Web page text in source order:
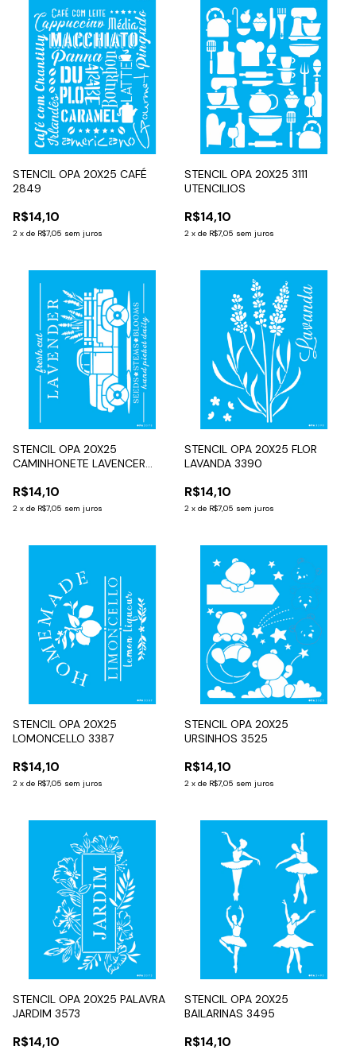
STENCIL OPA 20X25 CAFÉ
2849
R$14,10
2 x de R$7,05 sem juros
STENCIL OPA 20X25 3111
UTENCILIOS
R$14,10
2 x de R$7,05 sem juros
STENCIL OPA 20X25
CAMINHONETE LAVENCER
R$14,10
2 x de R$7,05 sem juros
STENCIL OPA 20X25 FLOR
LAVANDA 3390
R$14,10
2 x de R$7,05 sem juros
STENCIL OPA 20X25
LOMONCELLO 3387
R$14,10
2 x de R$7,05 sem juros
STENCIL OPA 20X25
URSINHOS 3525
R$14,10
2 x de R$7,05 sem juros
STENCIL OPA 20X25 PALAVRA
JARDIM 3573
R$14,10
STENCIL OPA 20X25
BAILARINAS 3495
R$14,10